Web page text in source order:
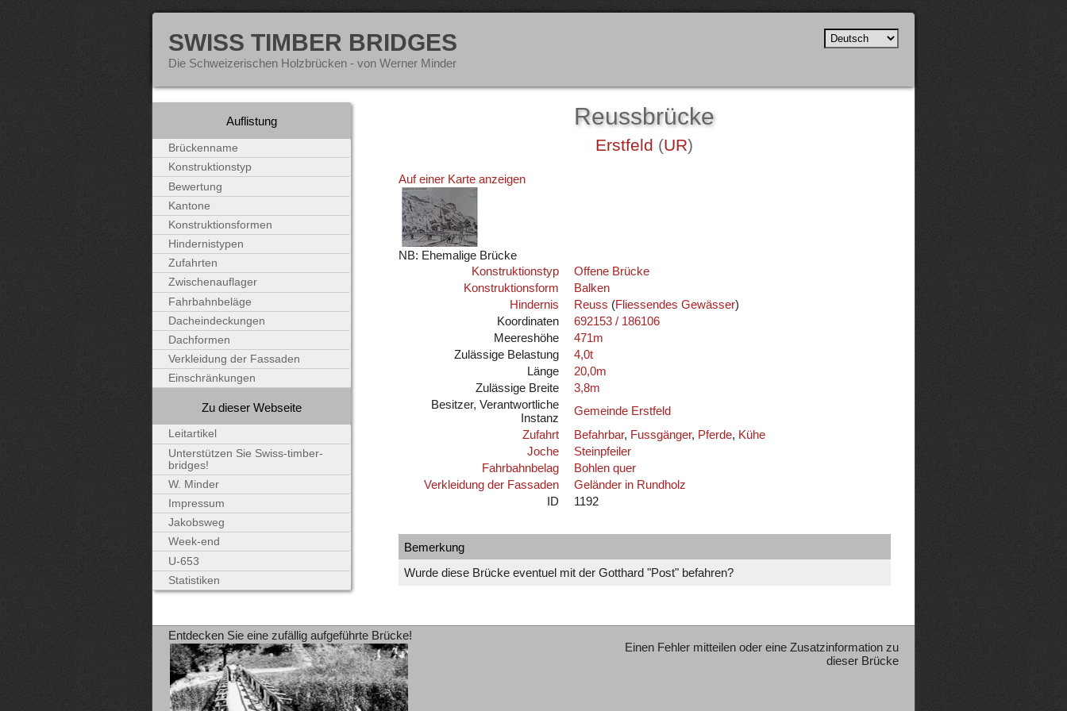
SWISS TIMBER BRIDGES
Die Schweizerischen Holzbrücken - von Werner Minder
Reussbrücke
Erstfeld (UR)
Auf einer Karte anzeigen
NB: Ehemalige Brücke
Konstruktionstyp
Offene Brücke
Konstruktionsform
Balken
Hindernis
Reuss (Fliessendes Gewässer)
Koordinaten
692153 / 186106
Meereshöhe
471m
Zulässige Belastung
4,0t
Länge
20,0m
Zulässige Breite
3,8m
Besitzer, Verantwortliche
Instanz
Gemeinde Erstfeld
Zufahrt
Befahrbar, Fussgänger, Pferde, Kühe
Joche
Steinpfeiler
Fahrbahnbelag
Bohlen quer
Verkleidung der Fassaden
Geländer in Rundholz
ID
1192
Bemerkung
Wurde diese Brücke eventuel mit der Gotthard "Post" befahren?
Auflistung
Brückenname
Konstruktionstyp
Bewertung
Kantone
Konstruktionsformen
Hindernistypen
Zufahrten
Zwischenauflager
Fahrbahnbeläge
Dacheindeckungen
Dachformen
Verkleidung der Fassaden
Einschränkungen
Zu dieser Webseite
Leitartikel
Unterstützen Sie Swiss-timber-
bridges!
W. Minder
Impressum
Jakobsweg
Week-end
U-653
Statistiken
Entdecken Sie eine zufällig aufgeführte Brücke!
Einen Fehler mitteilen oder eine Zusatzinformation zu
dieser Brücke